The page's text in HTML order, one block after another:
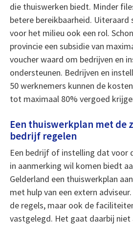
die thuiswerken biedt. Minder
betere bereikbaarheid. Uiteraard
voor het milieu ook een rol.
provincie een subsidie van
voucher waard om bedrijven en
ondersteunen. Bedrijven en
50 werknemers kunnen de
tot maximaal 80% vergoed
Een thuiswerkplan met de
bedrijf regelen
Een bedrijf of instelling dat voor
in aanmerking wil komen biedt
Gelderland een thuiswerkplan
met hulp van een extern
de regels, maar ook de
vastgelegd. Het gaat daarbij